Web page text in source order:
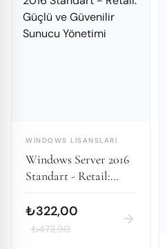
WINDOWS LISANSLARI
Windows Server 2016
Standart - Retail:
Sunucu Yönetimi
₺322,00
₺473,90
arrow_forward